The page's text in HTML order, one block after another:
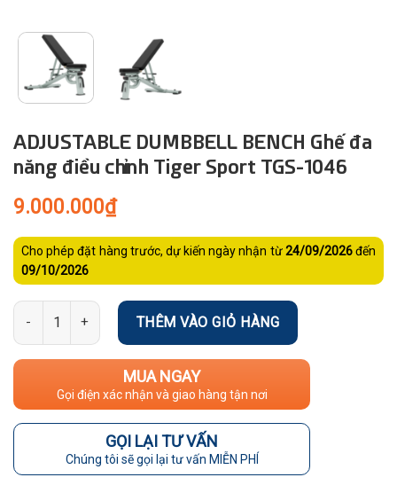
ADJUSTABLE DUMBBELL BENCH Ghế đa
năng điều chỉnh Tiger Sport TGS-1046
9.000.000₫
Cho phép đặt hàng trước, dự kiến ngày nhận từ24/09/2026đến
09/10/2026
Số lượng
THÊM VÀO GIỎ HÀNG
MUA NGAY
Gọi điện xác nhận và giao hàng tận nơi
GỌI LẠI TƯ VẤN
Chúng tôi sẽ gọi lại tư vấn MIỄN PHÍ